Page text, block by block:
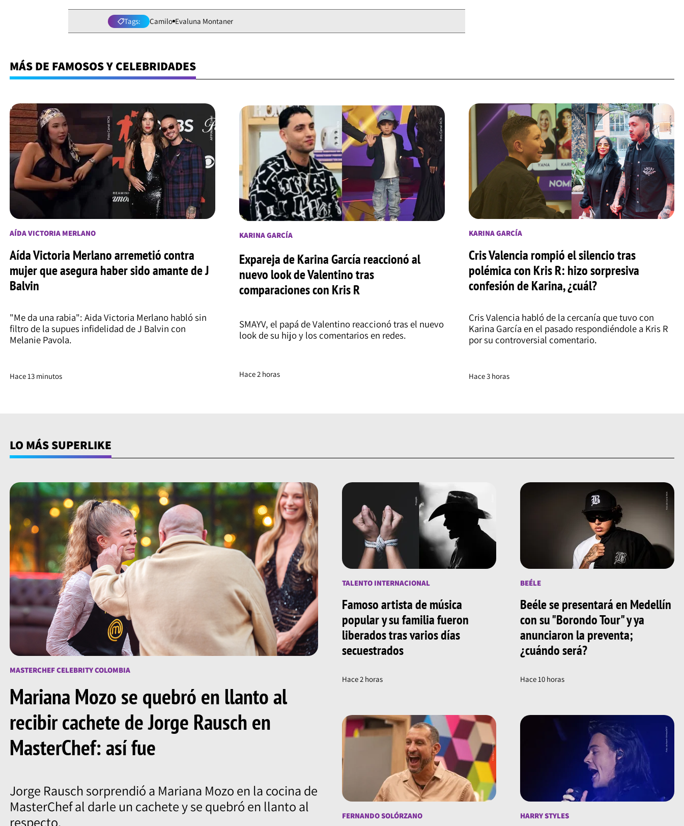
Tags: Camilo Evaluna Montaner
MÁS DE FAMOSOS Y CELEBRIDADES
AÍDA VICTORIA MERLANO
Aída Victoria Merlano arremetió contra
mujer que asegura haber sido amante de J
Balvin
"Me da una rabia": Aida Victoria Merlano habló sin
filtro de la supues infidelidad de J Balvin con
Melanie Pavola.
Hace 13 minutos
KARINA GARCÍA
Expareja de Karina García reaccionó al
nuevo look de Valentino tras
comparaciones con Kris R
SMAYV, el papá de Valentino reaccionó tras el nuevo
look de su hijo y los comentarios en redes.
Hace 2 horas
KARINA GARCÍA
Cris Valencia rompió el silencio tras
polémica con Kris R: hizo sorpresiva
confesión de Karina, ¿cuál?
Cris Valencia habló de la cercanía que tuvo con
Karina García en el pasado respondiéndole a Kris R
por su controversial comentario.
Hace 3 horas
LO MÁS SUPERLIKE
MASTERCHEF CELEBRITY COLOMBIA
Mariana Mozo se quebró en llanto al
recibir cachete de Jorge Rausch en
MasterChef: así fue
Jorge Rausch sorprendió a Mariana Mozo en la cocina de
MasterChef al darle un cachete y se quebró en llanto al
respecto.
TALENTO INTERNACIONAL
Famoso artista de música
popular y su familia fueron
liberados tras varios días
secuestrados
Hace 2 horas
BEÉLE
Beéle se presentará en Medellín
con su "Borondo Tour" y ya
anunciaron la preventa;
¿cuándo será?
Hace 10 horas
FERNANDO SOLÓRZANO HARRY STYLES